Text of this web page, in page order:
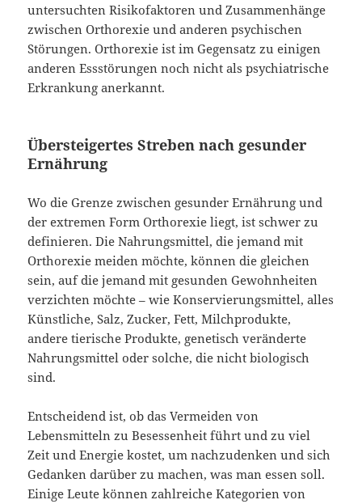
untersuchten Risikofaktoren und Zusammenhänge
zwischen Orthorexie und anderen psychischen
Störungen. Orthorexie ist im Gegensatz zu einigen
anderen Essstörungen noch nicht als psychiatrische
Erkrankung anerkannt.
Übersteigertes Streben nach gesunder
Ernährung
Wo die Grenze zwischen gesunder Ernährung und
der extremen Form Orthorexie liegt, ist schwer zu
definieren. Die Nahrungsmittel, die jemand mit
Orthorexie meiden möchte, können die gleichen
sein, auf die jemand mit gesunden Gewohnheiten
verzichten möchte – wie Konservierungsmittel, alles
Künstliche, Salz, Zucker, Fett, Milchprodukte,
andere tierische Produkte, genetisch veränderte
Nahrungsmittel oder solche, die nicht biologisch
sind.
Entscheidend ist, ob das Vermeiden von
Lebensmitteln zu Besessenheit führt und zu viel
Zeit und Energie kostet, um nachzudenken und sich
Gedanken darüber zu machen, was man essen soll.
Einige Leute können zahlreiche Kategorien von